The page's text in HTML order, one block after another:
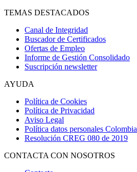
TEMAS DESTACADOS
Canal de Integridad
Buscador de Certificados
Ofertas de Empleo
Informe de Gestión Consolidado
Suscripción newsletter
AYUDA
Política de Cookies
Política de Privacidad
Aviso Legal
Política datos personales Colombia
Resolución CREG 080 de 2019
CONTACTA CON NOSOTROS